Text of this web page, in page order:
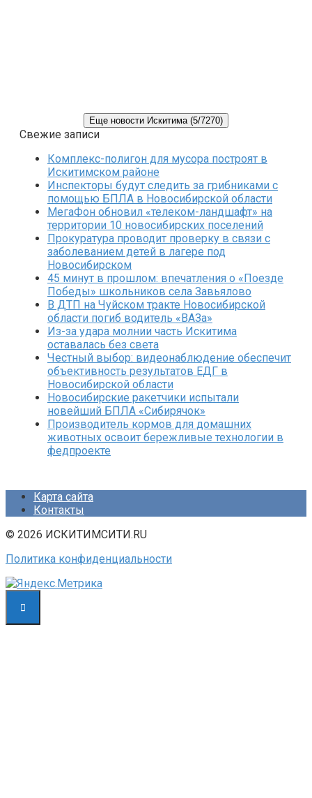
Еще новости Искитима (5/7270)
Свежие записи
Комплекс-полигон для мусора построят в
Искитимском районе
Инспекторы будут следить за грибниками с
помощью БПЛА в Новосибирской области
МегаФон обновил «телеком-ландшафт» на
территории 10 новосибирских поселений
Прокуратура проводит проверку в связи с
заболеванием детей в лагере под
Новосибирском
45 минут в прошлом: впечатления о «Поезде
Победы» школьников села Завьялово
В ДТП на Чуйском тракте Новосибирской
области погиб водитель «ВАЗа»
Из-за удара молнии часть Искитима
оставалась без света
Честный выбор: видеонаблюдение обеспечит
объективность результатов ЕДГ в
Новосибирской области
Новосибирские ракетчики испытали
новейший БПЛА «Сибирячок»
Производитель кормов для домашних
животных освоит бережливые технологии в
федпроекте
Карта сайта
Контакты
© 2026 ИСКИТИМСИТИ.RU
Политика конфиденциальности